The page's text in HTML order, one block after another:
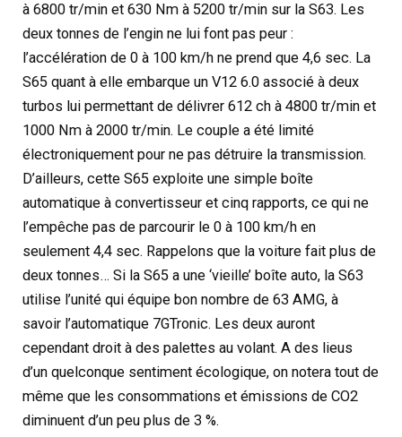
à 6800 tr/min et 630 Nm à 5200 tr/min sur la S63. Les
deux tonnes de l’engin ne lui font pas peur :
l’accélération de 0 à 100 km/h ne prend que 4,6 sec. La
S65 quant à elle embarque un V12 6.0 associé à deux
turbos lui permettant de délivrer 612 ch à 4800 tr/min et
1000 Nm à 2000 tr/min. Le couple a été limité
électroniquement pour ne pas détruire la transmission.
D’ailleurs, cette S65 exploite une simple boîte
automatique à convertisseur et cinq rapports, ce qui ne
l’empêche pas de parcourir le 0 à 100 km/h en
seulement 4,4 sec. Rappelons que la voiture fait plus de
deux tonnes… Si la S65 a une ‘vieille’ boîte auto, la S63
utilise l’unité qui équipe bon nombre de 63 AMG, à
savoir l’automatique 7GTronic. Les deux auront
cependant droit à des palettes au volant. A des lieus
d’un quelconque sentiment écologique, on notera tout de
même que les consommations et émissions de CO2
diminuent d’un peu plus de 3 %.